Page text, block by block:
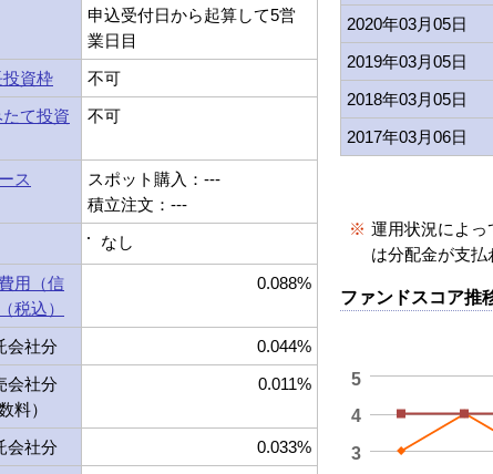
申込受付日から起算して5営
業日目
資枠
不可
て投資
不可
ス
スポット購入：---
積立注文：---
なし
用（信
税込）
0.088%
会社分
0.044%
会社分
料）
0.011%
会社分
0.033%
2020年03月05日
2019年03月05日
2018年03月05日
2017年03月06日
※ 運用状況によっ
は分配金が支払
ファンドスコア推
3
4
5